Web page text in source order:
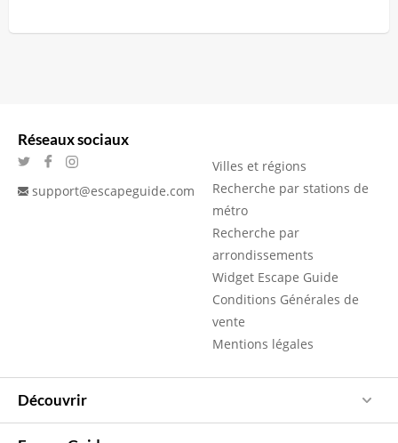
Réseaux sociaux
support@escapeguide.com
Villes et régions
Recherche par stations de
métro
Recherche par
arrondissements
Widget Escape Guide
Conditions Générales de
vente
Mentions légales
Découvrir